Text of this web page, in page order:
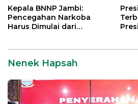
Kepala BNNP Jambi:
Pencegahan Narkoba
Harus Dimulai dari
Nenek Hapsah